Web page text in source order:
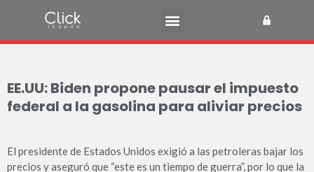
EE.UU: Biden propone pausar el impuesto
federal a la gasolina para aliviar precios
El presidente de Estados Unidos exigió a las petroleras bajar los
precios y aseguró que “este es un tiempo de guerra”, por lo que la